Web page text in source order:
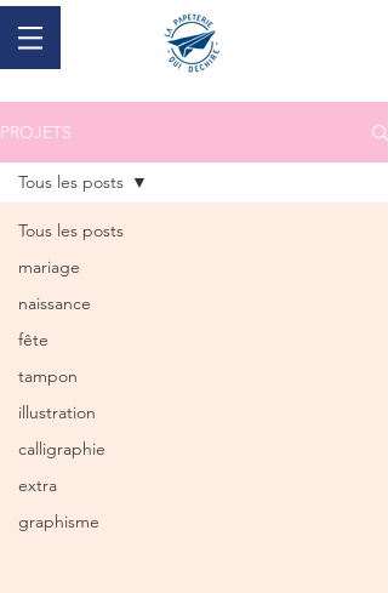
PROJETS
Tous les posts
mariage
naissance
fête
tampon
illustration
calligraphie
extra
graphisme
Tous les posts